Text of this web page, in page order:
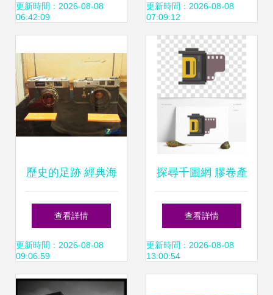
銀鹽之美
更新時間：2026-08-08
06:42:09
更新時間：2026-08-08
07:09:12
歷史的足跡 經典海
鷗膠片相機圖賞
查看詳情
更新時間：2026-08-08
09:06:59
探尋千圖網 膠卷產
品實物圖片免費下
載指南
查看詳情
更新時間：2026-08-08
13:00:54